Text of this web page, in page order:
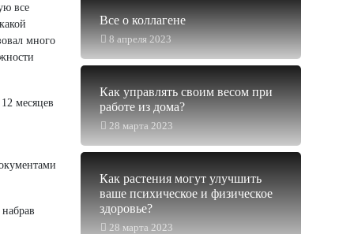
все
много
месяцев
8 апреля 2023
Все о коллагене
28 марта 2023
Как управлять своим весом при
работе из дома?
28 марта 2023
Как растения могут улучшить
ваше психическое и физическое
здоровье?